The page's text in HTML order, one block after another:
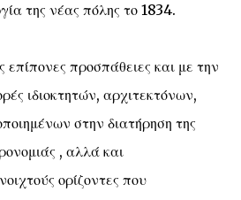
της νέας πόλης το 1834.
προσπάθειες και με την
ιδιοκτητών, αρχιτεκτόνων,
στην διατήρηση της
, αλλά και
ορίζοντες που